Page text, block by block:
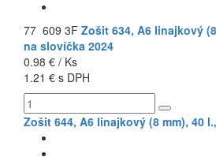
77 609 3F Zošit 634, A6 linajkový
na slovíčka 2024
0.98 € / Ks
1.21 € s DPH
Zošit 644, A6 linajkový (8 mm), 40